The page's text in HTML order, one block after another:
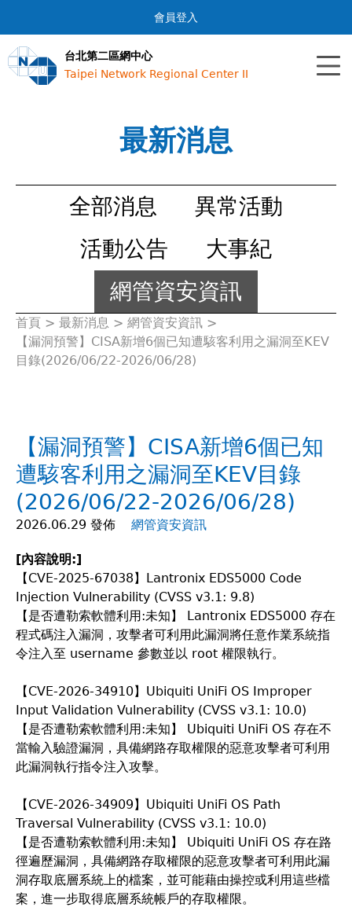
Jump to navigation
會員登入
台北第二區網中心
Taipei Network Regional Center II
最新消息
全部消息
異常活動
活動公告
大事紀
網管資安資訊
您
在
裡
首頁 > 最新消息 > 網管資安資訊 >
【漏洞預警】CISA新增6個已知遭駭客利用之漏洞至KEV
目錄(2026/06/22-2026/06/28)
【漏洞預警】CISA新增6個已知
遭駭客利用之漏洞至KEV目錄
(2026/06/22-2026/06/28)
2026.06.29 發佈 網管資安資訊
[內容說明:]
【CVE-2025-67038】Lantronix EDS5000 Code
Injection Vulnerability (CVSS v3.1: 9.8)
【是否遭勒索軟體利用:未知】 Lantronix EDS5000 存在
程式碼注入漏洞，攻擊者可利用此漏洞將任意作業系統指
令注入至 username 參數並以 root 權限執行。
【CVE-2026-34910】Ubiquiti UniFi OS Improper
Input Validation Vulnerability (CVSS v3.1: 10.0)
【是否遭勒索軟體利用:未知】 Ubiquiti UniFi OS 存在不
當輸入驗證漏洞，具備網路存取權限的惡意攻擊者可利用
此漏洞執行指令注入攻擊。
【CVE-2026-34909】Ubiquiti UniFi OS Path
Traversal Vulnerability (CVSS v3.1: 10.0)
【是否遭勒索軟體利用:未知】 Ubiquiti UniFi OS 存在路
徑遍歷漏洞，具備網路存取權限的惡意攻擊者可利用此漏
洞存取底層系統上的檔案，並可能藉由操控或利用這些檔
案，進一步取得底層系統帳戶的存取權限。